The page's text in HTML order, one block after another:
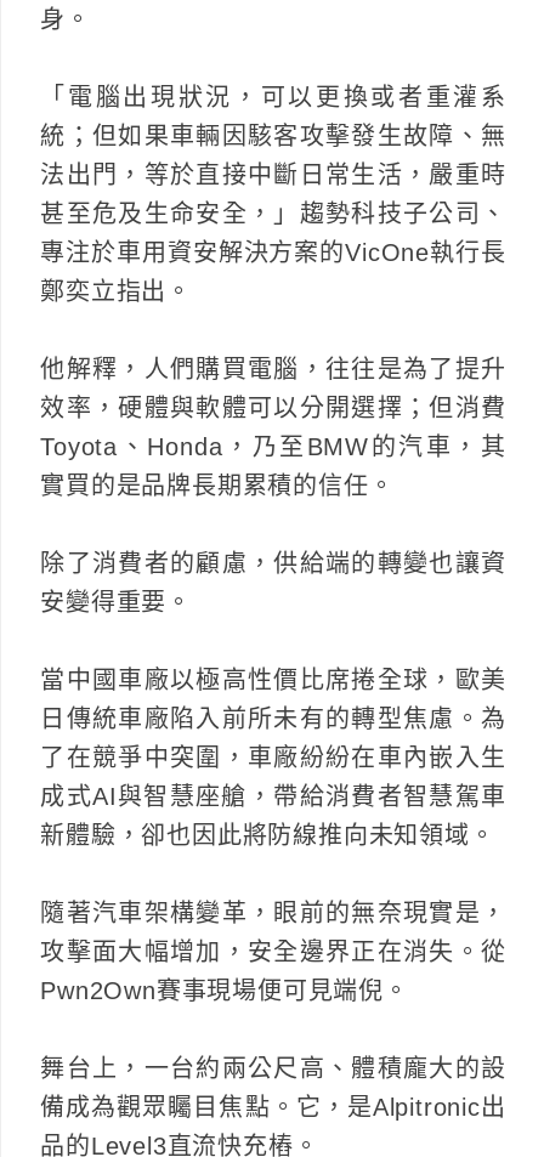
身。
「電腦出現狀況，可以更換或者重灌系
統；但如果車輛因駭客攻擊發生故障、無
法出門，等於直接中斷日常生活，嚴重時
甚至危及生命安全，」趨勢科技子公司、
專注於車用資安解決方案的VicOne執行長
鄭奕立指出。
他解釋，人們購買電腦，往往是為了提升
效率，硬體與軟體可以分開選擇；但消費
Toyota、Honda，乃至BMW的汽車，其
實買的是品牌長期累積的信任。
除了消費者的顧慮，供給端的轉變也讓資
安變得重要。
當中國車廠以極高性價比席捲全球，歐美
日傳統車廠陷入前所未有的轉型焦慮。為
了在競爭中突圍，車廠紛紛在車內嵌入生
成式AI與智慧座艙，帶給消費者智慧駕車
新體驗，卻也因此將防線推向未知領域。
隨著汽車架構變革，眼前的無奈現實是，
攻擊面大幅增加，安全邊界正在消失。從
Pwn2Own賽事現場便可見端倪。
舞台上，一台約兩公尺高、體積龐大的設
備成為觀眾矚目焦點。它，是Alpitronic出
品的Level3直流快充樁。